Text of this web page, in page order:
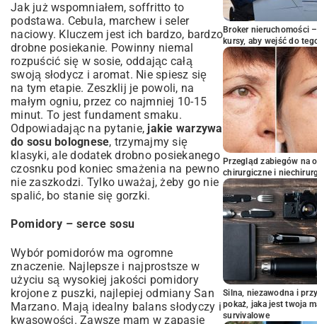
Jak już wspomniałem, soffritto to
podstawa. Cebula, marchew i seler
naciowy. Kluczem jest ich bardzo, bardzo
drobne posiekanie. Powinny niemal
rozpuścić się w sosie, oddając całą
swoją słodycz i aromat. Nie spiesz się
na tym etapie. Zeszklij je powoli, na
małym ogniu, przez co najmniej 10-15
minut. To jest fundament smaku.
Odpowiadając na pytanie, jakie warzywa
do sosu bolognese, trzymajmy się
klasyki, ale dodatek drobno posiekanego
czosnku pod koniec smażenia na pewno
nie zaszkodzi. Tylko uważaj, żeby go nie
spalić, bo stanie się gorzki.
Pomidory – serce sosu
Wybór pomidorów ma ogromne
znaczenie. Najlepsze i najprostsze w
użyciu są wysokiej jakości pomidory
krojone z puszki, najlepiej odmiany San
Marzano. Mają idealny balans słodyczy i
kwasowości. Zawsze mam w zapasie
Broker nieruchomości
kursy, aby wejść do
Przegląd zabiegów na
chirurgiczne i
Silna, niezawodna i
pokaż, jaka jest twoja
survivalowe